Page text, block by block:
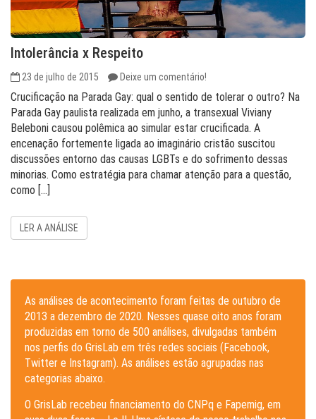
Intolerância x Respeito
23 de julho de 2015 Deixe um comentário!
Crucificação na Parada Gay: qual o sentido de tolerar o outro? Na
Parada Gay paulista realizada em junho, a transexual Viviany
Beleboni causou polêmica ao simular estar crucificada. A
encenação fortemente ligada ao imaginário cristão suscitou
discussões entorno das causas LGBTs e do sofrimento dessas
minorias. Como estratégia para chamar atenção para a questão,
como […]
LER A ANÁLISE
As análises de acontecimento foram feitas de outubro de
2013 a dezembro de 2020. Nesses quase oito anos foram
produzidas em torno de 500 análises, divulgadas também
nos perfis do GrisLab em três redes sociais (Facebook,
Twitter e Instagram). As análises estão agrupadas nas
categorias abaixo.
O GrisLab recebeu financiamento do CNPq e Fapemig, em